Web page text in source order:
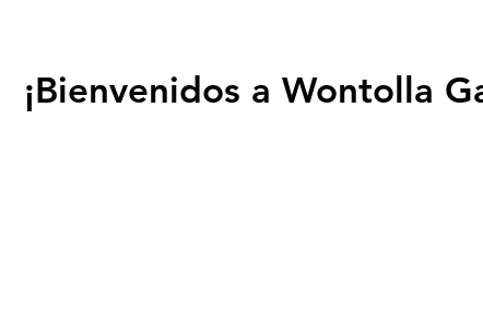
¡Bienvenidos a Wontolla